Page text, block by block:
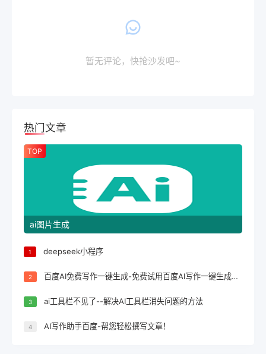
暂无评论，快抢沙发吧~
热门文章
TOP
ai图片生成
1 deepseek小程序
2 百度AI免费写作一键生成-免费试用百度AI写作一键生成，轻松完成文案创作！
3 ai工具栏不见了--解决AI工具栏消失问题的方法
4 AI写作助手百度-帮您轻松撰写文章！